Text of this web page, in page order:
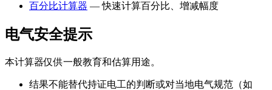
百分比计算器 — 快速计算百分比、增减幅度
电气安全提示
本计算器仅供一般教育和估算用途。
结果不能替代持证电工的判断或对当地电气规范（如